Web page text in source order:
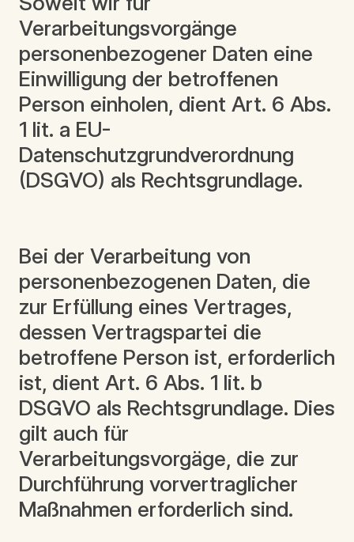
Verarbeitungsvorgänge
personenbezogener Daten eine
Einwilligung der betroffenen
Person einholen, dient Art. 6 Abs.
1 lit. a EU-
Datenschutzgrundverordnung
(DSGVO) als Rechtsgrundlage.
Bei der Verarbeitung von
personenbezogenen Daten, die
zur Erfüllung eines Vertrages,
dessen Vertragspartei die
betroffene Person ist, erforderlich
ist, dient Art. 6 Abs. 1 lit. b
DSGVO als Rechtsgrundlage. Dies
gilt auch für
Verarbeitungsvorgäge, die zur
Durchführung vorvertraglicher
Maßnahmen erforderlich sind.